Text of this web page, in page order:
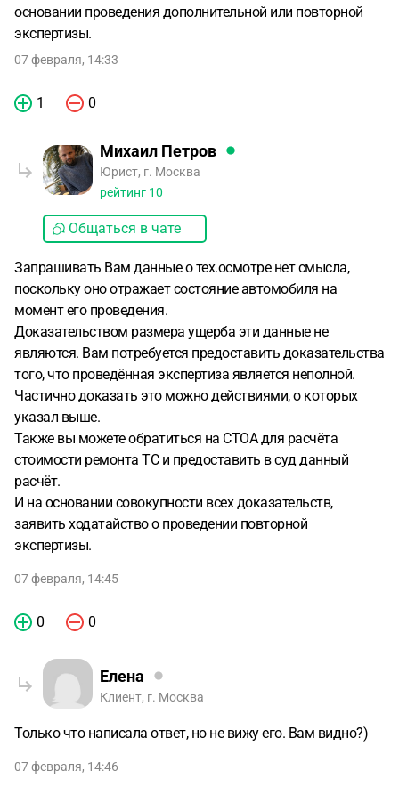
основании проведения дополнительной или повторной
экспертизы.
07 февраля, 14:33
1 0
Михаил Петров
Юрист, г. Москва
рейтинг 10
Общаться в чате
Запрашивать Вам данные о тех.осмотре нет смысла,
поскольку оно отражает состояние автомобиля на
момент его проведения.
Доказательством размера ущерба эти данные не
являются. Вам потребуется предоставить доказательства
того, что проведённая экспертиза является неполной.
Частично доказать это можно действиями, о которых
указал выше.
Также вы можете обратиться на СТОА для расчёта
стоимости ремонта ТС и предоставить в суд данный
расчёт.
И на основании совокупности всех доказательств,
заявить ходатайство о проведении повторной
экспертизы.
07 февраля, 14:45
0 0
Елена
Клиент, г. Москва
Только что написала ответ, но не вижу его. Вам видно?)
07 февраля, 14:46